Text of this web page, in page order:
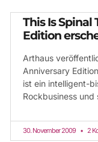
This Is Spinal
Edition
Arthaus
Anniversary
ist ein intelligent-
Rockbusiness und
30. November 2009 2